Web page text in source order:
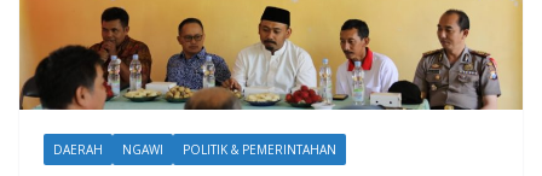
DAERAH NGAWI POLITIK & PEMERINTAHAN